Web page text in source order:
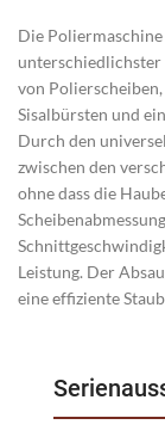
Die
unterschiedlichster
von
Sisalbürsten und
Durch den
zwischen den
ohne dass die
Leistung. Der
eine effiziente